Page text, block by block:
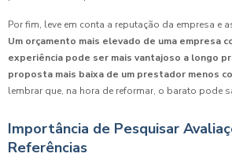
Por fim, leve em conta a reputação da empresa e
Um orçamento mais elevado de uma empresa
experiência pode ser mais vantajoso a longo
proposta mais baixa de um prestador menos
lembrar que, na hora de reformar, o barato pode
Importância de Pesquisar
Referências